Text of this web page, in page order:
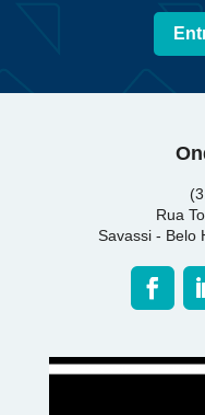
Rua
Savassi - Belo